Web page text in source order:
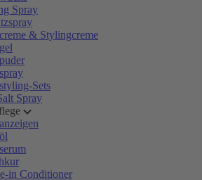
Spray
& Stylingcreme
Sets
Spray
in Conditioner